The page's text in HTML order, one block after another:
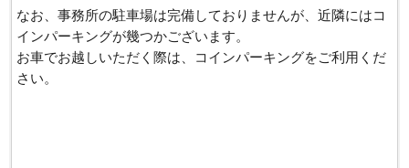
なお、事務所の駐車場は完備しておりませんが、近隣にはコ
インパーキングが幾つかございます。
お車でお越しいただく際は、コインパーキングをご利用くだ
さい。